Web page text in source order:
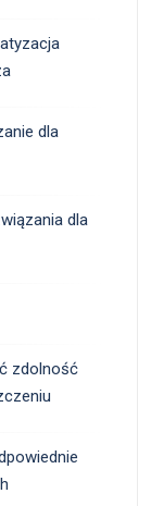
dla
dla
zdolność